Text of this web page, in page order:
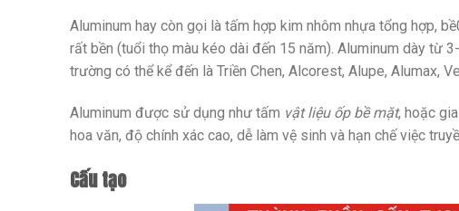
Aluminum hay còn gọi là tấm hợp kim nhôm nhựa tổng hợp,
rất bền (tuổi thọ màu kéo dài đến 15 năm). Aluminum dày từ
trường có thể kể đến là Triền Chen, Alcorest, Alupe, Alumax,
Aluminum được sử dụng như tấm vật liệu ốp bề mặt, hoặc
hoa văn, độ chính xác cao, dễ làm vệ sinh và hạn chế việc
Cấu tạo